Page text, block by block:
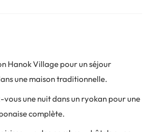
Hanok Village pour un séjour
une maison traditionnelle.
vous une nuit dans un ryokan pour une
complète.